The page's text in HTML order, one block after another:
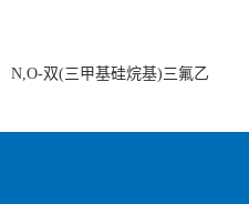
N,O-双(三甲基硅烷基)三氟乙